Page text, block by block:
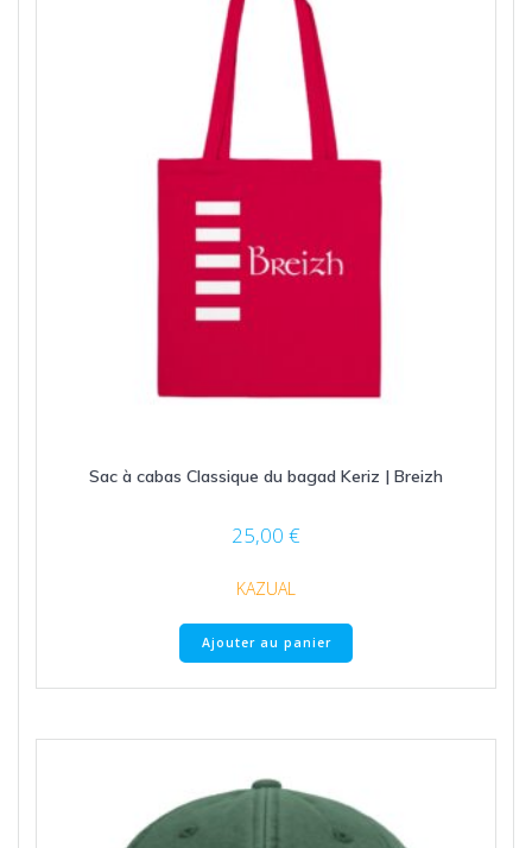
Sac à cabas Classique du bagad Keriz | Breizh
25,00 €
KAZUAL
Ajouter au panier